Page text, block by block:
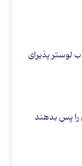
لوستر پذیرای